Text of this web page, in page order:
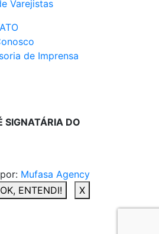
Varejistas
de Imprensa
SIGNATÁRIA DO
Mufasa Agency
OK, ENTENDI! X